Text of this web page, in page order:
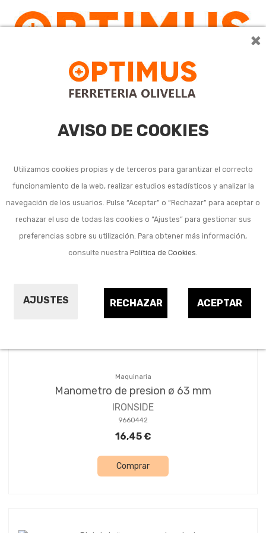
×
AVISO DE COOKIES
Utilizamos cookies propias y de terceros para garantizar el correcto
funcionamiento de la web, realizar estudios estadísticos y analizar la
navegación de los usuarios. Pulse “Aceptar” o “Rechazar” para aceptar o
rechazar el uso de todas las cookies o “Ajustes” para gestionar sus
preferencias sobre su utilización. Para obtener más información,
consulte nuestra Política de Cookies.
AJUSTES ACEPTAR
RECHAZAR
Manómetros
hinchadores
Maquinaria
Manometro de presion ø 63 mm
IRONSIDE
9660442
16,45 €
Comprar